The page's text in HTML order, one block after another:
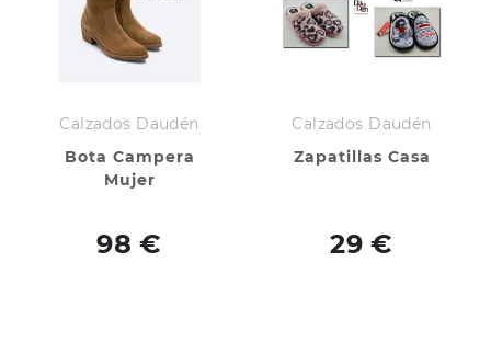
Calzados Daudén
Bota Campera
Mujer
98 €
Calzados Daudén
Zapatillas Casa
29 €